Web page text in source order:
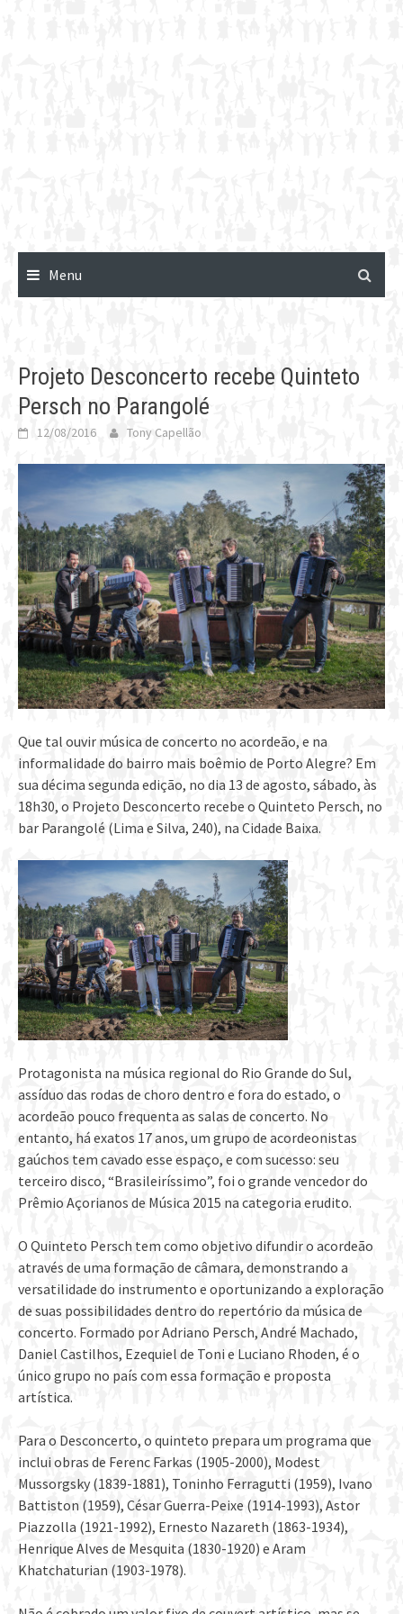
Menu
Projeto Desconcerto recebe Quinteto
Persch no Parangolé
12/08/2016 Tony Capellão
Que tal ouvir música de concerto no acordeão, e na
informalidade do bairro mais boêmio de Porto Alegre? Em
sua décima segunda edição, no dia 13 de agosto, sábado, às
18h30, o Projeto Desconcerto recebe o Quinteto Persch, no
bar Parangolé (Lima e Silva, 240), na Cidade Baixa.
Protagonista na música regional do Rio Grande do Sul,
assíduo das rodas de choro dentro e fora do estado, o
acordeão pouco frequenta as salas de concerto. No
entanto, há exatos 17 anos, um grupo de acordeonistas
gaúchos tem cavado esse espaço, e com sucesso: seu
terceiro disco, “Brasileiríssimo”, foi o grande vencedor do
Prêmio Açorianos de Música 2015 na categoria erudito.
O Quinteto Persch tem como objetivo difundir o acordeão
através de uma formação de câmara, demonstrando a
versatilidade do instrumento e oportunizando a exploração
de suas possibilidades dentro do repertório da música de
concerto. Formado por Adriano Persch, André Machado,
Daniel Castilhos, Ezequiel de Toni e Luciano Rhoden, é o
único grupo no país com essa formação e proposta
artística.
Para o Desconcerto, o quinteto prepara um programa que
inclui obras de Ferenc Farkas (1905-2000), Modest
Mussorgsky (1839-1881), Toninho Ferragutti (1959), Ivano
Battiston (1959), César Guerra-Peixe (1914-1993), Astor
Piazzolla (1921-1992), Ernesto Nazareth (1863-1934),
Henrique Alves de Mesquita (1830-1920) e Aram
Khatchaturian (1903-1978).